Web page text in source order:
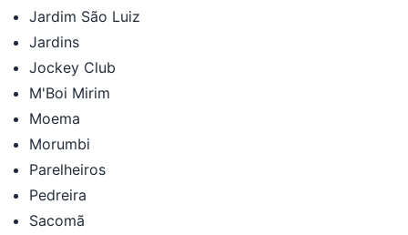
Jardim São Luiz
Jardins
Jockey Club
M'Boi Mirim
Moema
Morumbi
Parelheiros
Pedreira
Sacomã